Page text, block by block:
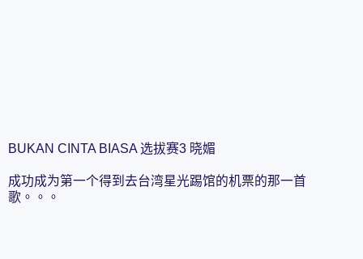
BUKAN CINTA BIASA 选拔赛3 晓媚
成功成为第一个得到去台湾星光踢馆的机票的那一首
歌。。。